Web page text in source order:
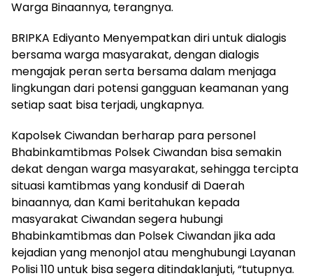
Warga Binaannya, terangnya.
BRIPKA Ediyanto Menyempatkan diri untuk dialogis
bersama warga masyarakat, dengan dialogis
mengajak peran serta bersama dalam menjaga
lingkungan dari potensi gangguan keamanan yang
setiap saat bisa terjadi, ungkapnya.
Kapolsek Ciwandan berharap para personel
Bhabinkamtibmas Polsek Ciwandan bisa semakin
dekat dengan warga masyarakat, sehingga tercipta
situasi kamtibmas yang kondusif di Daerah
binaannya, dan Kami beritahukan kepada
masyarakat Ciwandan segera hubungi
Bhabinkamtibmas dan Polsek Ciwandan jika ada
kejadian yang menonjol atau menghubungi Layanan
Polisi 110 untuk bisa segera ditindaklanjuti, “tutupnya.